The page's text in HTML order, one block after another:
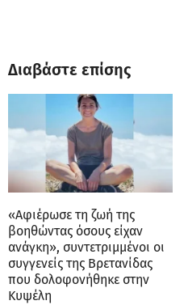
Διαβάστε επίσης
«Αφιέρωσε τη ζωή της
βοηθώντας όσους είχαν
ανάγκη», συντετριμμένοι οι
συγγενείς της Βρετανίδας
που δολοφονήθηκε στην
Κυψέλη